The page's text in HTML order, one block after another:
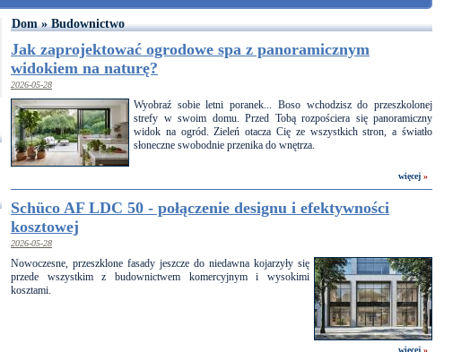
Dom » Budownictwo
Jak zaprojektować ogrodowe spa z panoramicznym
widokiem na naturę?
2026-05-28
Wyobraź sobie letni poranek... Boso wchodzisz do przeszkolonej
strefy w swoim domu. Przed Tobą rozpościera się panoramiczny
widok na ogród. Zieleń otacza Cię ze wszystkich stron, a światło
słoneczne swobodnie przenika do wnętrza.
więcej »
Schüco AF LDC 50 - połączenie designu i efektywności
kosztowej
2026-05-28
Nowoczesne, przeszklone fasady jeszcze do niedawna kojarzyły się
przede wszystkim z budownictwem komercyjnym i wysokimi
kosztami.
więcej »